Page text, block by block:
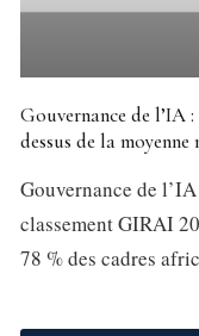
Gouvernance de l’IA
dessus de la moyenne
Gouvernance de
classement GIRAI
78 % des cadres